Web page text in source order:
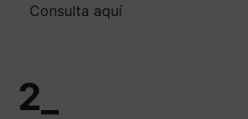
Consulta aquí
2_